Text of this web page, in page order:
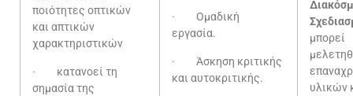
ποιότητες οπτικών
και απτικών
χαρακτηριστικών
· κατανοεί τη
σημασία της
· Ομαδική
εργασία.
· Άσκηση κριτικής
και αυτοκριτικής.
υλικών